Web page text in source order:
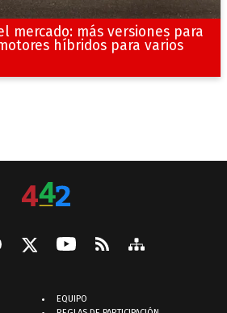
mercado: más versiones para
híbridos para varios
EQUIPO